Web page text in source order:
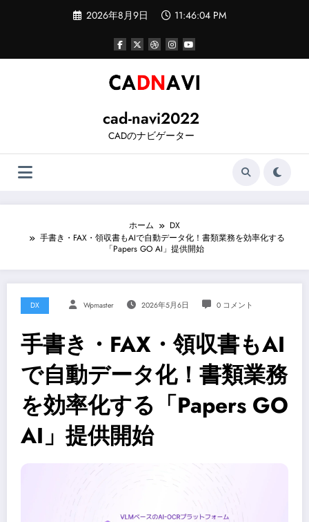
ツ
2026年8月9日 11:46:04 PM
cad-navi2022
CADのナビゲーター
ホーム
DX
手書き・FAX・領収書もAIで自動データ化！書類業務を効率化する
「Papers GO AI」提供開始
DX Wpmaster 2026年5月6日 0 コメント
手書き・FAX・領収書もAI
で自動データ化！書類業務
を効率化する「Papers GO
AI」提供開始